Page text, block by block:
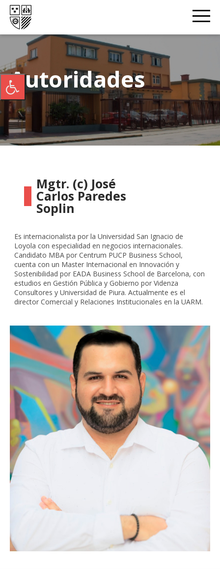
Autoridades
Mgtr. (c) José
Carlos Paredes
Soplin
Es internacionalista por la Universidad San Ignacio de
Loyola con especialidad en negocios internacionales.
Candidato MBA por Centrum PUCP Business School,
cuenta con un Master Internacional en Innovación y
Sostenibilidad por EADA Business School de Barcelona, con
estudios en Gestión Pública y Gobierno por Videnza
Consultores y Universidad de Piura. Actualmente es el
director Comercial y Relaciones Institucionales en la UARM.